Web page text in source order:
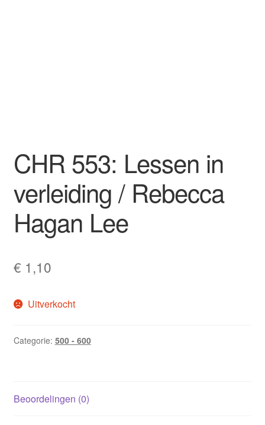
CHR 553: Lessen in
verleiding / Rebecca
Hagan Lee
€ 1,10
Uitverkocht
Categorie: 500 - 600
Beoordelingen (0)